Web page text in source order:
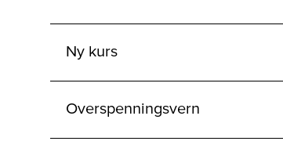
Ny kurs
Overspenningsvern